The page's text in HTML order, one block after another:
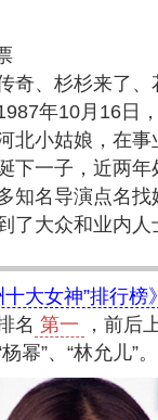
奇、杉杉来了、
年10月16日
北小姑娘，在
下一子，近两年
知名导演点名
了大众和业内人
十大女神”排行榜》
名 第一
，前后
幂”、“林允儿”。